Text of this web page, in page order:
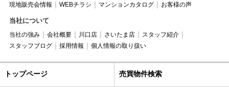
現地販売会情報
WEBチラシ マンションカタログ お客様の声
当社について
当社の強み 会社概要 川口店 さいたま店
スタッフ紹介
スタッフブログ
採用情報 個人情報の取り扱い
トップページ 売買物件検索